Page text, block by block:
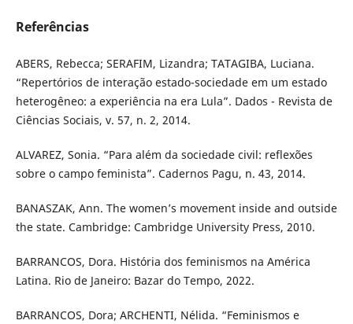
Referências
ABERS, Rebecca; SERAFIM, Lizandra; TATAGIBA, Luciana.
“Repertórios de interação estado-sociedade em um estado
heterogêneo: a experiência na era Lula”. Dados - Revista de
Ciências Sociais, v. 57, n. 2, 2014.
ALVAREZ, Sonia. “Para além da sociedade civil: reflexões
sobre o campo feminista”. Cadernos Pagu, n. 43, 2014.
BANASZAK, Ann. The women’s movement inside and outside
the state. Cambridge: Cambridge University Press, 2010.
BARRANCOS, Dora. História dos feminismos na América
Latina. Rio de Janeiro: Bazar do Tempo, 2022.
BARRANCOS, Dora; ARCHENTI, Nélida. “Feminismos e